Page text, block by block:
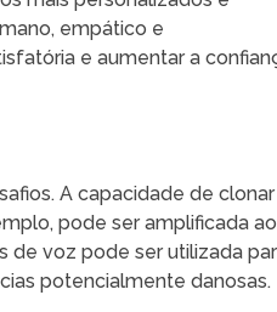
empático e
e aumentar a
A capacidade de clonar
pode ser amplificada ao
de voz pode ser utilizada
potencialmente danosas.